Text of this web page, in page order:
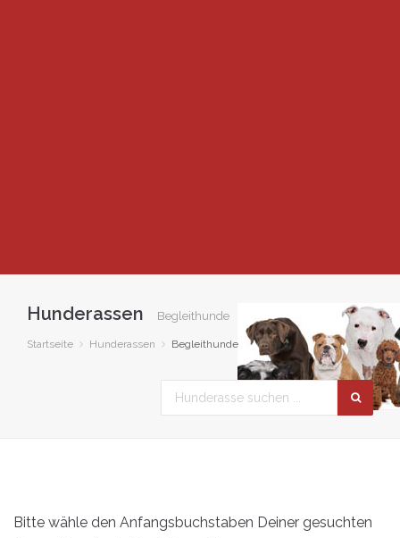
Hunderassen Begleithunde
Startseite Hunderassen Begleithunde
Bitte wähle den Anfangsbuchstaben Deiner gesuchten